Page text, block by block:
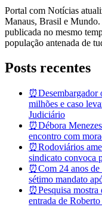
Portal com Notícias
Manaus, Brasil e
publicada no mesmo
população antenada de
Posts recentes
⏰Desembargador
milhões e caso
Judiciário
⏰Débora
encontro com
⏰Rodoviários
sindicato convoca
⏰Com 24 anos
sétimo mandato
⏰Pesquisa
entrada de